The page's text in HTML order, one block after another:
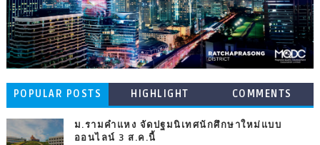
POPULAR POSTS HIGHLIGHT COMMENTS
ม.รามคำแหง จัดปฐมนิเทศนักศึกษาใหม่แบบ
ออนไลน์ 3 ส.ค.นี้